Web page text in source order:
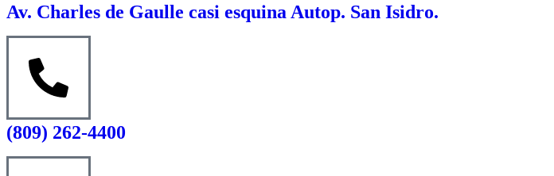
Av. Charles de Gaulle casi esquina Autop. San Isidro.
(809) 262-4400